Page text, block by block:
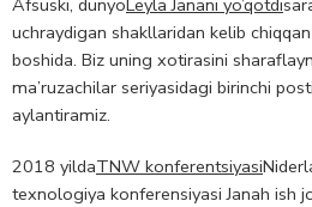
uchraydigan shakllaridan kelib
boshida. Biz uning xotirasini
ma’ruzachilar seriyasidagi birinchi
aylantiramiz.
2018 yildaTNW konferentsiyasi
texnologiya konferensiyasi Janah ish